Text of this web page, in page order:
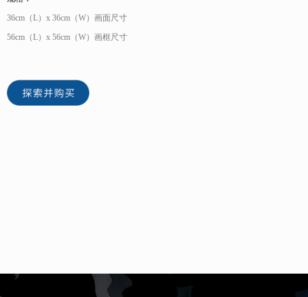
36cm（L）x 36cm（W）画面尺寸
56cm（L）x 56cm（W）画框尺寸